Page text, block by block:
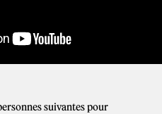
suivantes pour